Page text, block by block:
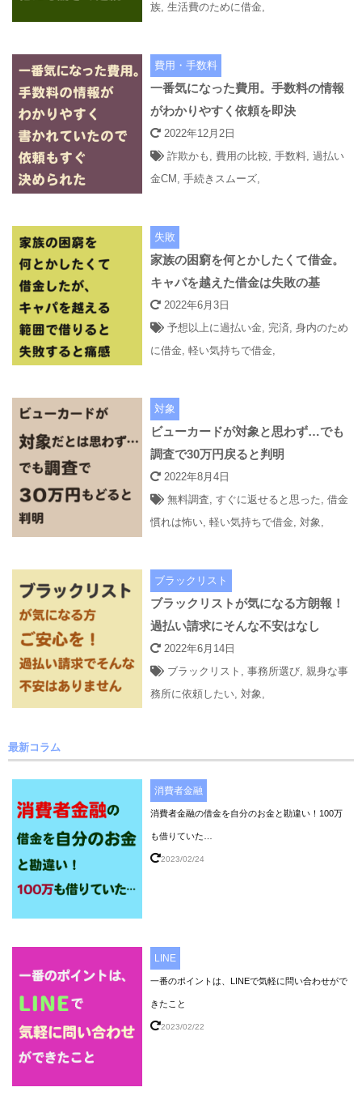
族,生活費のために借金,
費用・手数料
一番気になった費用。手数料の情報
がわかりやすく依頼を即決
2022年12月2日
詐欺かも , 費用の比較,手数料,過払い
金CM ,手続きスムーズ,
失敗
家族の困窮を何とかしたくて借金。
キャパを越えた借金は失敗の基
2022年6月3日
予想以上に過払い金, 完済,身内のため
に借金,軽い気持ちで借金,
対象
ビューカードが対象と思わず…でも
調査で30万円戻ると判明
2022年8月4日
無料調査 ,すぐに返せると思った ,借金
慣れは怖い ,軽い気持ちで借金 ,対象
ブラックリスト
ブラックリストが気になる方朗報！
過払い請求にそんな不安はなし
2022年6月14日
ブラックリスト
,事務所選び 親身な事
務所に依頼したい ,対象
最新コラム
消費者金融
消費者金融の借金を自分のお金と勘違い！100万
も借りていた…
2023/02/24
LINE
一番のポイントは、LINEで気軽に問い合わせがで
きたこと
2023/02/22